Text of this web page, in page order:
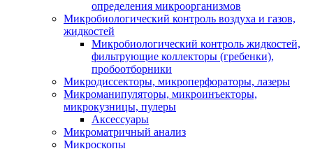
определения микроорганизмов
Микробиологический контроль воздуха и газов,
жидкостей
Микробиологический контроль жидкостей,
фильтрующие коллекторы (гребенки),
пробоотборники
Микродиссекторы, микроперфораторы, лазеры
Микроманипуляторы, микроинъекторы,
микрокузницы, пулеры
Аксессуары
Микроматричный анализ
Микроскопы